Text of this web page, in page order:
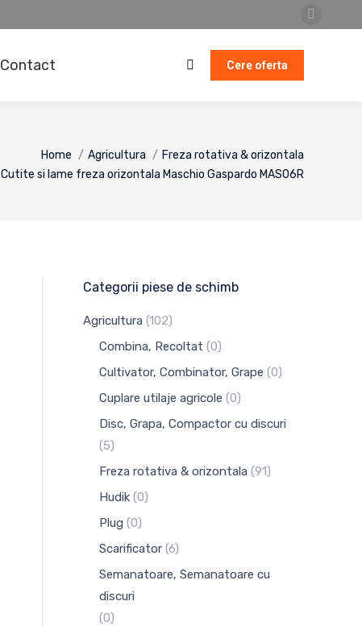
Contact Search:Cere oferta
Home Agricultura
Freza rotativa & orizontala
Cutite si lame freza orizontala Maschio Gaspardo MAS06R
Categorii piese de schimb
Agricultura (102)
Combina, Recoltat (0)
Cultivator, Combinator, Grape (0)
Cuplare utilaje agricole (0)
Disc, Grapa, Compactor cu discuri
(5)
Freza rotativa & orizontala (91)
Hudik (0)
Plug (0)
Scarificator (6)
Semanatoare, Semanatoare cu
discuri
(0)